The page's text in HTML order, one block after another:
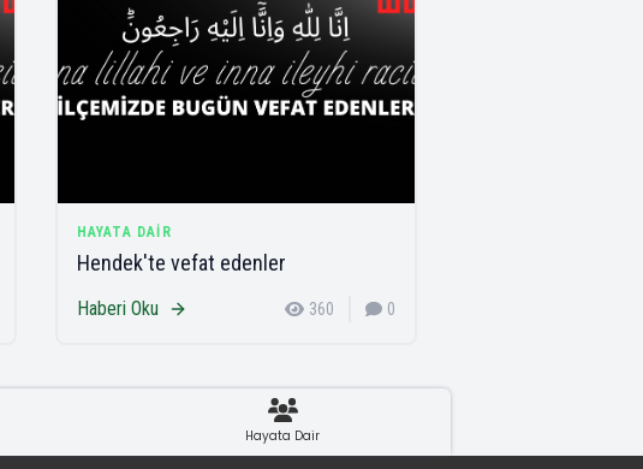
HAYATA DAIR
Hendek'te vefat edenler
Haberi Oku 360 0
Hayata Dair